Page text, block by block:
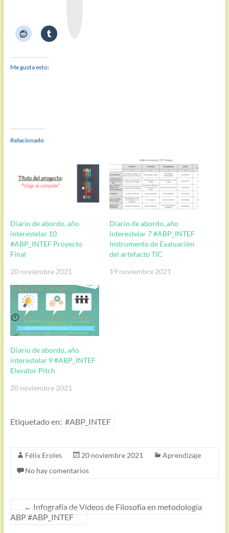
Me gusta esto:
Relacionado
Diario de abordo, año
interestelar 10
#ABP_INTEF Proyecto
Final
20 noviembre 2021
Diario de abordo, año
interestelar 7 #ABP_INTEF
Instrumento de Evaluación
del artefacto TIC
19 noviembre 2021
Diario de abordo, año
interestelar 9 #ABP_INTEF
Elevator Pitch
20 noviembre 2021
Etiquetado en: #ABP_INTEF
Félix Eroles 20 noviembre 2021
Aprendizaje
No hay comentarios
← Infografía de Vídeos de Filosofía en metodología
ABP #ABP_INTEF